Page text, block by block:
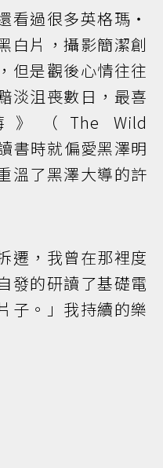
看過很多英格瑪‧
白片，攝影簡潔創
但是觀後心情往往
淡沮喪數日，最喜
（The Wild
書時就偏愛黑澤明
溫了黑澤大導的許
遷，我曾在那裡度
發的研讀了基礎電
子。」我持續的樂